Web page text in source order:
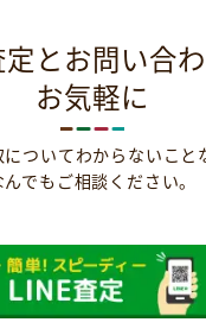
とお問い合
お気軽に
ついてわからないこと
んでもご相談ください。